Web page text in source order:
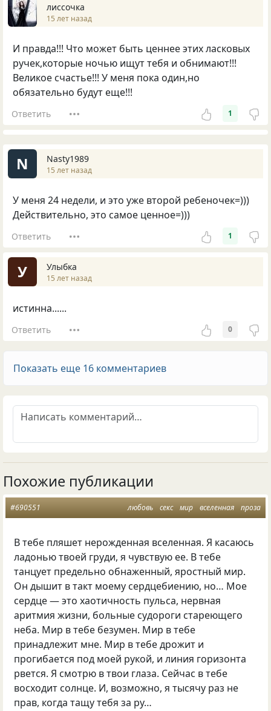
лиссочка
15 лет назад
И правда!!! Что может быть ценнее этих ласковых
ручек,которые ночью ищут тебя и обнимают!!!
Великое счастье!!! У меня пока один,но
обязательно будут еще!!!
Ответить 1
N Nasty1989
15 лет назад
У меня 24 недели, и это уже второй ребеночек=)))
Действительно, это самое ценное=)))
Ответить 1
У Улыбка
15 лет назад
истинна......
Ответить 0
Показать еще 16 комментариев
Похожие публикации
любовь секс мир вселенная проза
#690551
В тебе пляшет нерожденная вселенная. Я касаюсь
ладонью твоей груди, я чувствую ее. В тебе
танцует предельно обнаженный, яростный мир.
Он дышит в такт моему сердцебиению, но… Мое
сердце — это хаотичность пульса, нервная
аритмия жизни, больные судороги стареющего
неба. Мир в тебе безумен. Мир в тебе
принадлежит мне. Мир в тебе дрожит и
прогибается под моей рукой, и линия горизонта
рвется. Я смотрю в твои глаза. Сейчас в тебе
восходит солнце. И, возможно, я тысячу раз не
прав, когда тащу тебя за ру…